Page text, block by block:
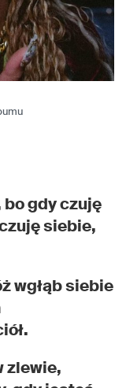
bo gdy czuję
siebie,
wgłąb siebie
zlewie,